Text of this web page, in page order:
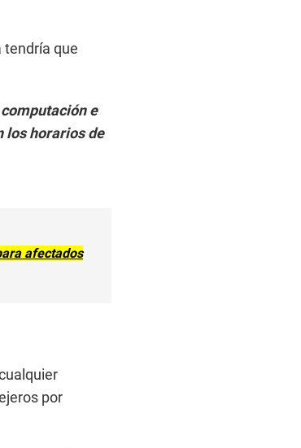
tendría que
e
los horarios de
afectados
por